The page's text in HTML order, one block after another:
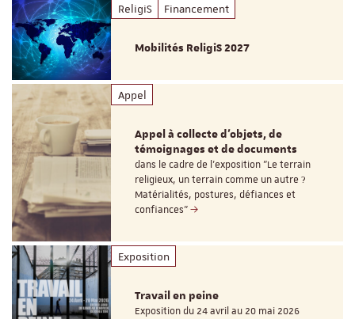
ReligiS Financement
Mobilités ReligiS 2027
Appel
Appel à collecte d'objets, de
témoignages et de documents
dans le cadre de l'exposition "Le terrain
religieux, un terrain comme un autre ?
Matérialités, postures, défiances et
confiances"
Exposition
Travail en peine
Exposition du 24 avril au 20 mai 2026